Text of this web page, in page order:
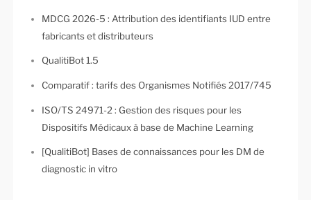
MDCG 2026-5 : Attribution des identifiants IUD entre
fabricants et distributeurs
QualitiBot 1.5
Comparatif : tarifs des Organismes Notifiés 2017/745
ISO/TS 24971-2 : Gestion des risques pour les
Dispositifs Médicaux à base de Machine Learning
[QualitiBot] Bases de connaissances pour les DM de
diagnostic in vitro